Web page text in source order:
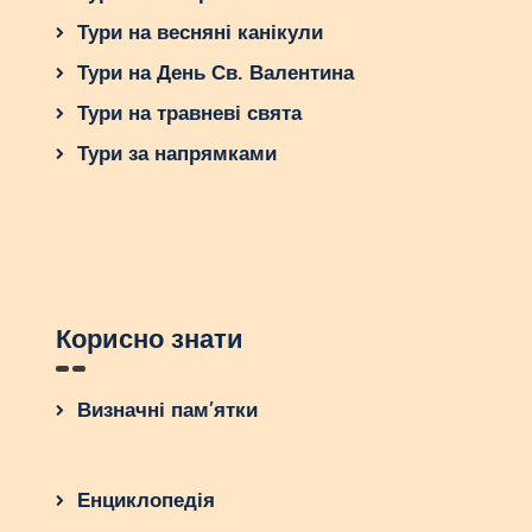
Вибір готелю та пакету
Багато готелів пропонують весільні пакети, які
спрощують організацію.
Ведучий (англійською або
Букет та бутоньєрка.
Де шукати
Тури на весняні канікули
Тури на День Св. Валентина
Тури на травневі свята
Тури за напрямками
Корисно знати
Визначні пам’ятки
Енциклопедія